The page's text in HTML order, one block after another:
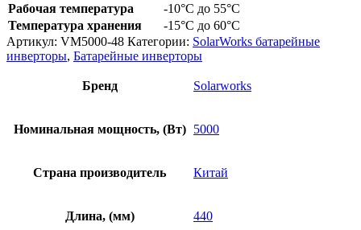
Рабочая температура
-10°С до 55°С
Температура хранения
-15°С до 60°С
Артикул: VM5000-48 Категории: SolarWorks батарейные
инверторы, Батарейные инверторы
Бренд Solarworks
Номинальная мощность, (Вт) 5000
Страна производитель Китай
Длина, (мм) 440